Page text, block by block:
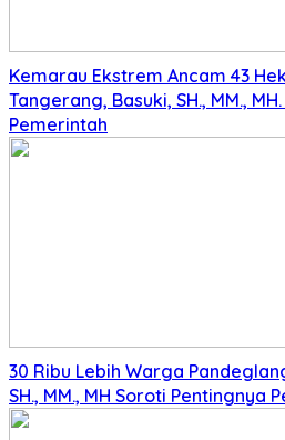
Kemarau Ekstrem Ancam 43
Tangerang, Basuki, SH., MM.,
Pemerintah
30 Ribu Lebih Warga
SH., MM., MH Soroti Pentingnya